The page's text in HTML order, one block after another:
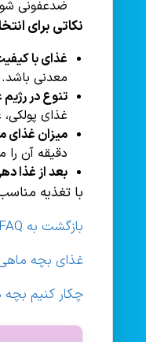
ضدعفونی
نکاتی برای
غذای با
معدنی باشد.
تنوع در
غذای
میزان غذای
دقیقه آن
بعد از غذا
با تغذیه
بازگشت به FAQ
غذای بچه
چکار کنیم